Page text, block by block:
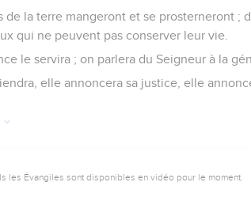
de la terre mangeront et se prosterneront ;
qui ne peuvent pas conserver leur vie.
le servira ; on parlera du Seigneur à la
elle annoncera sa justice, elle
les Évangiles sont disponibles en vidéo pour le moment.